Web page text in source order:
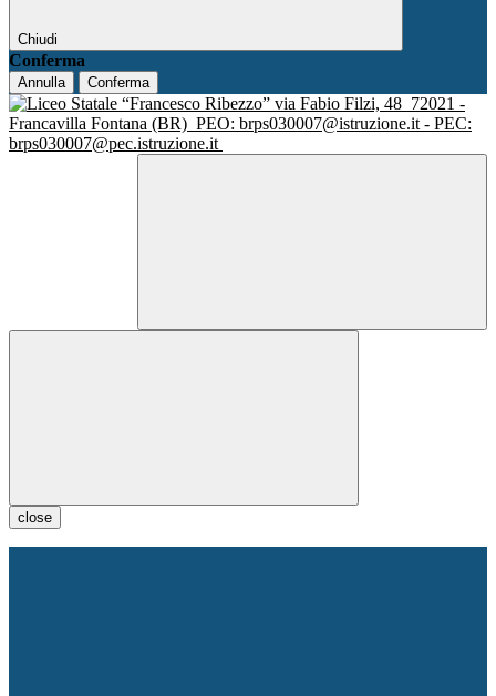
Chiudi
Conferma
Annulla Conferma
via Fabio Filzi, 48 72021 -
Francavilla Fontana (BR) PEO: brps030007@istruzione.it - PEC:
brps030007@pec.istruzione.it
close